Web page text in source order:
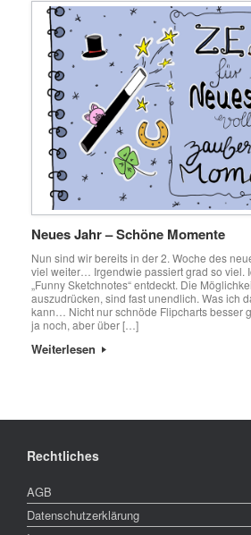
Neues Jahr – Schöne Momente
Nun sind wir bereits in der 2. Woche des
viel weiter… Irgendwie passiert grad so viel.
„Funny Sketchnotes“ entdeckt. Die
auszudrücken, sind fast unendlich. Was ich
kann… Nicht nur schnöde Flipcharts besser
ja noch, aber über […]
Weiterlesen
Rechtliches
AGB
Datenschutzerklärung